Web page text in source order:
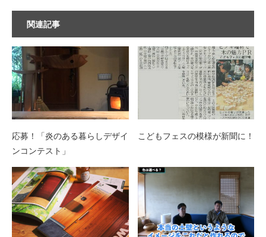
関連記事
応募！「炎のある暮らしデザイ
ンコンテスト」
こどもフェスの模様が新聞に！